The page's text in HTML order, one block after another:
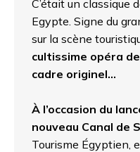
C’était un classique
Egypte. Signe du
sur la scène
cultissime opéra
cadre originel…
À l’occasion du
nouveau Canal de
Tourisme Égyptien,